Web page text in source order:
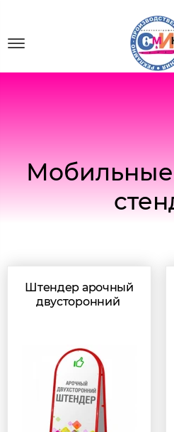
Штендер арочный
двусторонний